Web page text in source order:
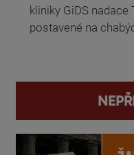
kliniky GiDS
postavené na